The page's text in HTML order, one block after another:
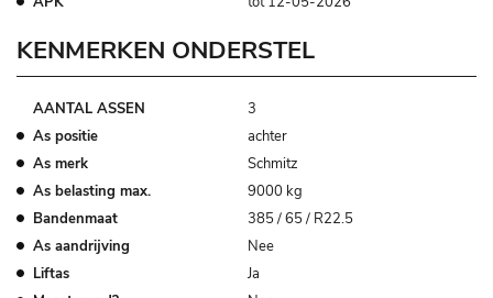
KENMERKEN ONDERSTEL
AANTAL ASSEN
3
As positie
achter
As merk
Schmitz
As belasting max.
9000 kg
Bandenmaat
385 / 65 / R22.5
As aandrijving
Nee
Liftas
Ja